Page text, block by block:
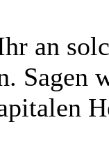
an
Sagen